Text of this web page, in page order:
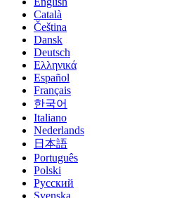
Català
Čeština
Dansk
Deutsch
Ελληνικά
Español
Français
한국어
Italiano
Nederlands
日本語
Português
Polski
Русский
Svenska